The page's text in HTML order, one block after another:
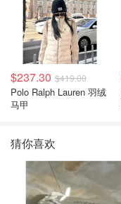
$237.30 $419.00
Polo Ralph Lauren 羽绒
马甲
猜你喜欢